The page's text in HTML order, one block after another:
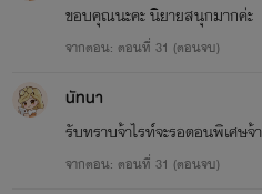
ขอบคุณนะคะ นิยายสนุกมากค่ะ
จากตอน: ตอนที่ 31 (ตอนจบ)
นัทนา
รับทราบจ้าไรท์จะรอตอนพิเศษจ้า
จากตอน: ตอนที่ 31 (ตอนจบ)